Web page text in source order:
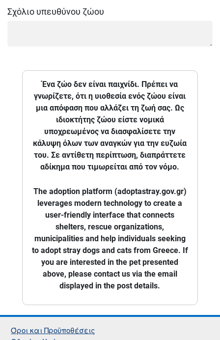
Σχόλιο υπευθύνου ζώου
Ένα ζώο δεν είναι παιχνίδι. Πρέπει να
γνωρίζετε, ότι η υιοθεσία ενός ζώου είναι
μια απόφαση που αλλάζει τη ζωή σας. Ως
ιδιοκτήτης ζώου είστε νομικά
υποχρεωμένος να διασφαλίσετε την
κάλυψη όλων των αναγκών για την ευζωία
του. Σε αντίθετη περίπτωση, διαπράττετε
αδίκημα που τιμωρείται από τον νόμο.
The adoption platform (adoptastray.gov.gr)
leverages modern technology to create a
user-friendly interface that connects
shelters, rescue organizations,
municipalities and help individuals seeking
to adopt stray dogs and cats from Greece. If
you are interested in the pet presented
above, please contact us via the email
displayed in the post details.
Όροι και Προϋποθέσεις